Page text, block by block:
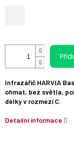
Infrazářič HARVIA
ohmat, bez světla,
délky v rozmezí C.
Detailní informace